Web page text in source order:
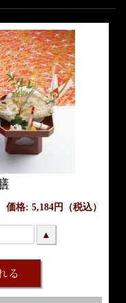
価格: 5,184円（税込）
▲